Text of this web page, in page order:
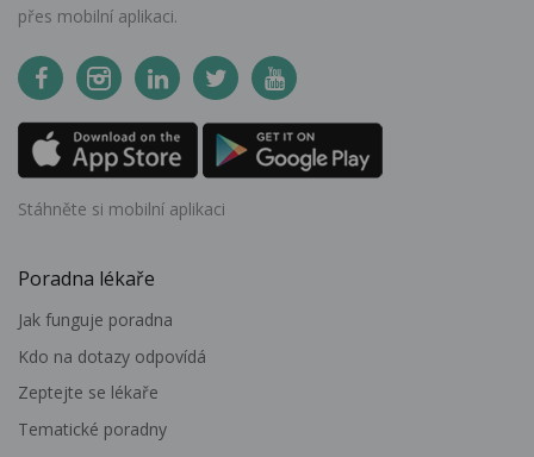
přes mobilní aplikaci.
Stáhněte si mobilní aplikaci
Poradna lékaře
Jak funguje poradna
Kdo na dotazy odpovídá
Zeptejte se lékaře
Tematické poradny